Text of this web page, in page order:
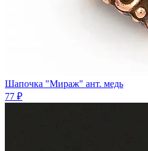
Шапочка "Мираж" ант. медь
77 ₽